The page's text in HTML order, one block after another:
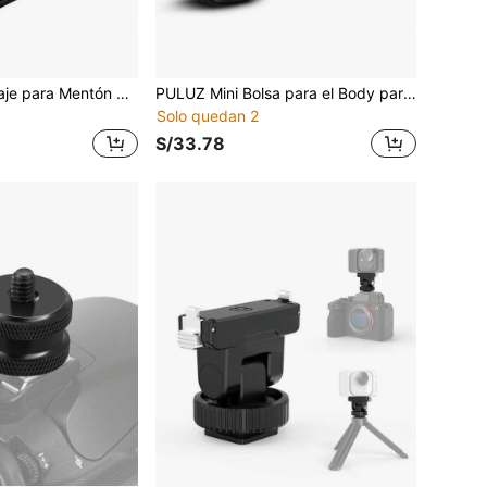
Soporte de Montaje para Mentón de Casco PULUZ Compatible con Todas las Cámaras de Acción Soporte de Disparo Negro
PULUZ Mini Bolsa para el Body para Osmo Pocket 3, Bolsa de Almacenamiento Portátil de Tela Oxford (Negro)
Solo quedan 2
S/33.78